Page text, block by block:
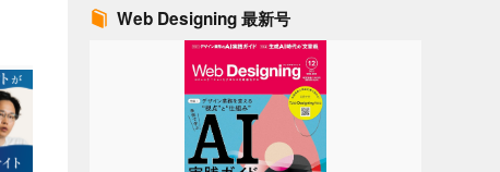
Web Designing 最新号